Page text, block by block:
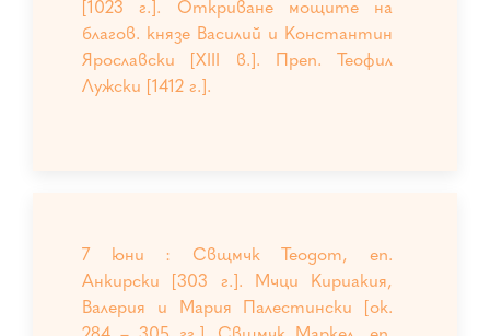
[1023 г.]. Откриване мощите на
благов. князе Василий и Константин
Ярославски [XIII в.]. Преп. Теофил
Лужски [1412 г.].
7 юни : Свщмчк Теодот, еп.
Анкирски [303 г.]. Мчци Кириакия,
Валерия и Мария Палестински [ок.